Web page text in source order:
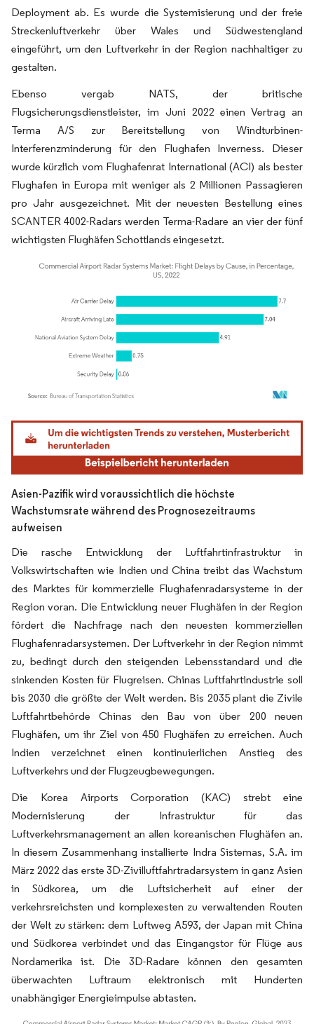
Deployment ab. Es wurde die Systemisierung und der freie
Streckenluftverkehr über Wales und Südwestengland
eingeführt, um den Luftverkehr in der Region nachhaltiger zu
gestalten.
Ebenso vergab NATS, der britische
Flugsicherungsdienstleister, im Juni 2022 einen Vertrag an
Terma A/S zur Bereitstellung von Windturbinen-
Interferenzminderung für den Flughafen Inverness. Dieser
wurde kürzlich vom Flughafenrat International (ACI) als bester
Flughafen in Europa mit weniger als 2 Millionen Passagieren
pro Jahr ausgezeichnet. Mit der neuesten Bestellung eines
SCANTER 4002-Radars werden Terma-Radare an vier der fünf
wichtigsten Flughäfen Schottlands eingesetzt.
Bild © Mordor Intelligence. Wiederverwendung erfordert Namensnennung gemäß
Asien-Pazifik wird voraussichtlich die höchste
Wachstumsrate während des Prognosezeitraums
aufweisen
Die rasche Entwicklung der Luftfahrtinfrastruktur in
Volkswirtschaften wie Indien und China treibt das Wachstum
des Marktes für kommerzielle Flughafenradarsysteme in der
Region voran. Die Entwicklung neuer Flughäfen in der Region
fördert die Nachfrage nach den neuesten kommerziellen
Flughafenradarsystemen. Der Luftverkehr in der Region nimmt
zu, bedingt durch den steigenden Lebensstandard und die
sinkenden Kosten für Flugreisen. Chinas Luftfahrtindustrie soll
bis 2030 die größte der Welt werden. Bis 2035 plant die Zivile
Luftfahrtbehörde Chinas den Bau von über 200 neuen
Flughäfen, um ihr Ziel von 450 Flughäfen zu erreichen. Auch
Indien verzeichnet einen kontinuierlichen Anstieg des
Luftverkehrs und der Flugzeugbewegungen.
Die Korea Airports Corporation (KAC) strebt eine
Modernisierung der Infrastruktur für das
Luftverkehrsmanagement an allen koreanischen Flughäfen an.
In diesem Zusammenhang installierte Indra Sistemas, S.A. im
März 2022 das erste 3D-Zivilluftfahrtradarsystem in ganz Asien
in Südkorea, um die Luftsicherheit auf einer der
verkehrsreichsten und komplexesten zu verwaltenden Routen
der Welt zu stärken: dem Luftweg A593, der Japan mit China
und Südkorea verbindet und das Eingangstor für Flüge aus
Nordamerika ist. Die 3D-Radare können den gesamten
überwachten Luftraum elektronisch mit Hunderten
unabhängiger Energieimpulse abtasten.